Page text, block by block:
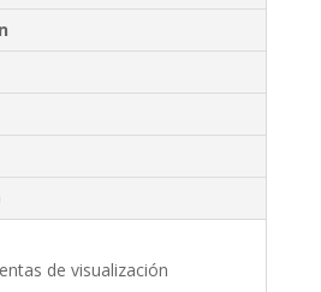
de visualización